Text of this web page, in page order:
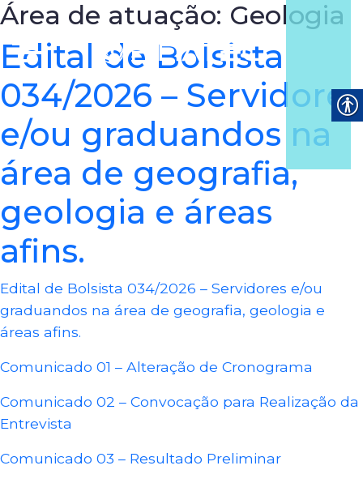
Área de atuação: Geologia
Edital de Bolsista
034/2026 – Servidores
e/ou graduandos na
área de geografia,
geologia e áreas
afins.
Edital de Bolsista 034/2026 – Servidores e/ou
graduandos na área de geografia, geologia e
áreas afins.
Comunicado 01 – Alteração de Cronograma
Comunicado 02 – Convocação para Realização da
Entrevista
Comunicado 03 – Resultado Preliminar